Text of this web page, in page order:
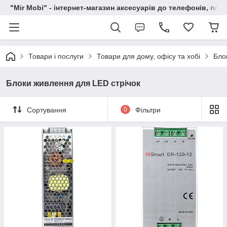
"Mir Mobi" - інтернет-магазин аксесуарів до телефонів,
Товари і послуги Товари для дому, офісу та хобі
Блоки живлення для LED стрічок
Сортування 0 Фільтри